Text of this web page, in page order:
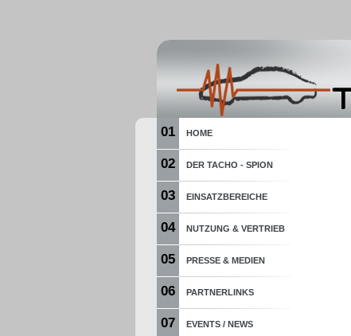
01 HOME
02 DER TACHO - SPION
03 EINSATZBEREICHE
04 NUTZUNG & VERTRIEB
05 PRESSE & MEDIEN
06 PARTNERLINKS
07 EVENTS / NEWS